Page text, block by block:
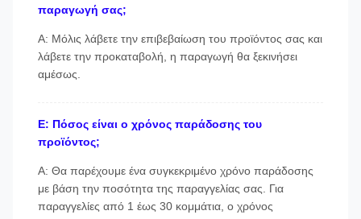
παραγωγή σας;
Α: Μόλις λάβετε την επιβεβαίωση του προϊόντος σας και
λάβετε την προκαταβολή, η παραγωγή θα ξεκινήσει
αμέσως.
Ε: Πόσος είναι ο χρόνος παράδοσης του
προϊόντος;
Α: Θα παρέχουμε ένα συγκεκριμένο χρόνο παράδοσης
με βάση την ποσότητα της παραγγελίας σας. Για
παραγγελίες από 1 έως 30 κομμάτια, ο χρόνος